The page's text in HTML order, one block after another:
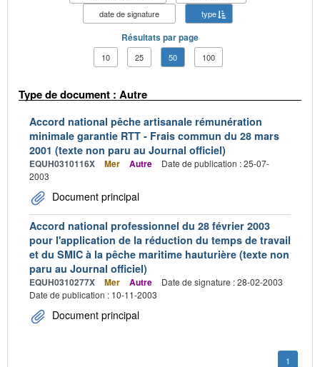
date de signature
type
Résultats par page
10 25 50 100
Type de document : Autre
Accord national pêche artisanale rémunération
minimale garantie RTT - Frais commun du 28 mars
2001 (texte non paru au Journal officiel)
EQUH0310116X Mer Autre
Date de publication : 25-07-
2003
Document principal
Accord national professionnel du 28 février 2003
pour l'application de la réduction du temps de travail
et du SMIC à la pêche maritime hauturière (texte non
paru au Journal officiel)
EQUH0310277X Mer Autre
Date de signature : 28-02-2003
Date de publication : 10-11-2003
Document principal
1